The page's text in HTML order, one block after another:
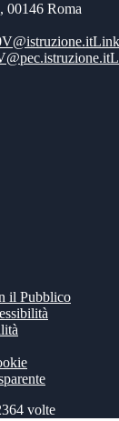
00146 Roma
il Pubblico
volte